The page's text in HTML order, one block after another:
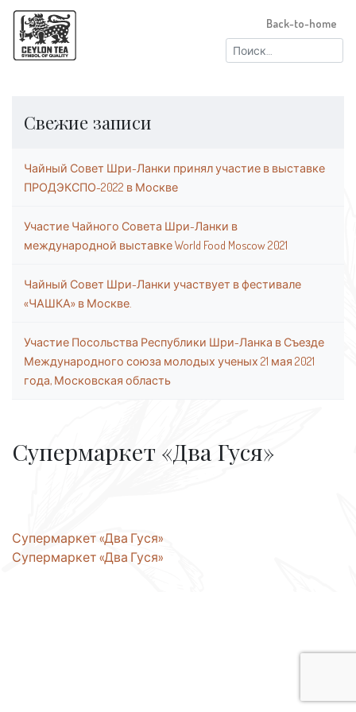
Найти:
Back-to-home
Свежие записи
Чайный Совет Шри-Ланки принял участие в выставке
ПРОДЭКСПО-2022 в Москве
Участие Чайного Совета Шри-Ланки в
международной выставке World Food Moscow 2021
Чайный Совет Шри-Ланки участвует в фестивале
«ЧАШКА» в Москве.
Участие Посольства Республики Шри-Ланка в Съезде
Международного союза молодых ученых 21 мая 2021
года, Московская область
Супермаркет «Два Гуся»
Навигация
по
Супермаркет «Два Гуся»
Супермаркет «Два Гуся»